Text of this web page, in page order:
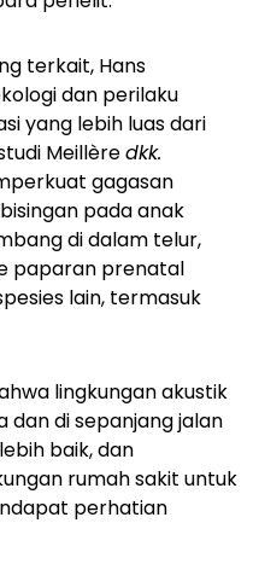
terkait, Hans
dan perilaku
yang lebih luas dari
Meillèredkk.
gagasan
pada anak
di dalam telur,
paparan prenatal
lain, termasuk
lingkungan akustik
dan di sepanjang jalan
baik, dan
rumah sakit untuk
perhatian